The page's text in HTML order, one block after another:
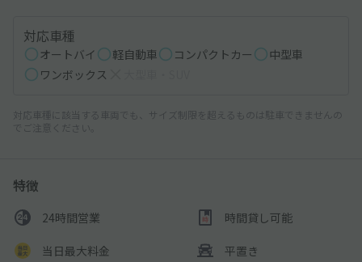
対応車種
オートバイ 軽自動車 コンパクトカー
中型車
ワンボックス
対応車種に該当する車両でも、サイズ制限を超えるものは駐車できませんの
でご注意ください。
特徴
24時間営業 時間貸し可能
当日最大料金 平置き